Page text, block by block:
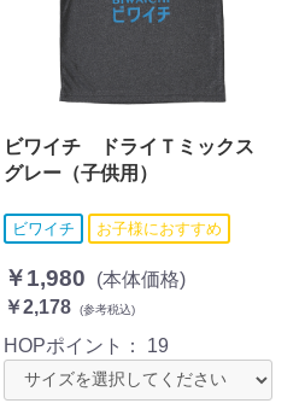
ビワイチ ドライＴミックス
グレー（子供用）
ビワイチ お子様におすすめ
￥1,980
(本体価格)
￥2,178
(参考税込)
HOPポイント： 19